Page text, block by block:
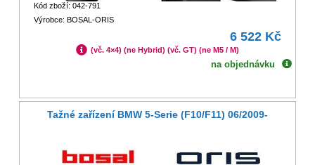
Kód zboží: 042-791
Výrobce: BOSAL-ORIS
6 522 Kč
(vč. 4×4) (ne Hybrid) (vč. GT) (ne M5 / M)
na objednávku
Tažné zařízení BMW 5-Serie (F10/F11) 06/2009-